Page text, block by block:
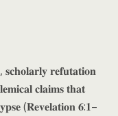
𝐫𝐞𝐟𝐮𝐭𝐚𝐭𝐢𝐨𝐧
𝐜𝐥𝐚𝐢𝐦𝐬 𝐭𝐡𝐚𝐭
(𝐑𝐞𝐯𝐞𝐥𝐚𝐭𝐢𝐨𝐧 𝟔:𝟏–